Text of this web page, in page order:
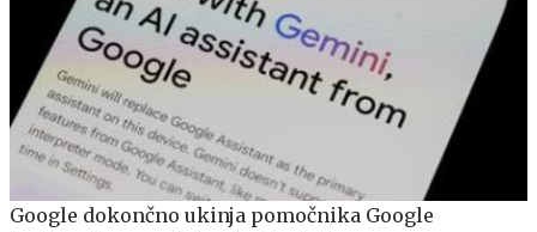
Google dokončno ukinja pomočnika Google